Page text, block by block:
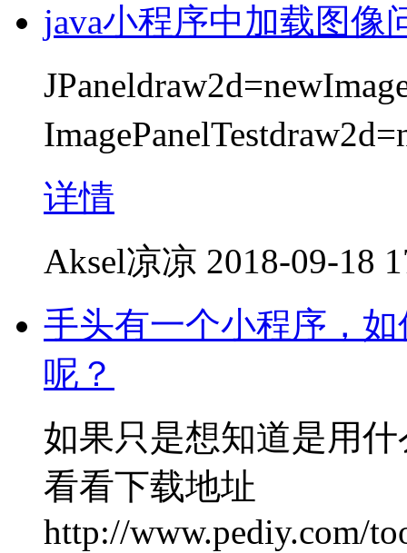
java小程序中加载图像
详情
Aksel凉凉 2018-09-18
手头有一个小程序，
呢？
如果只是想知道是用
看看下载地址
http://www.pediy.com/